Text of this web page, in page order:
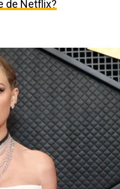
de Netflix?